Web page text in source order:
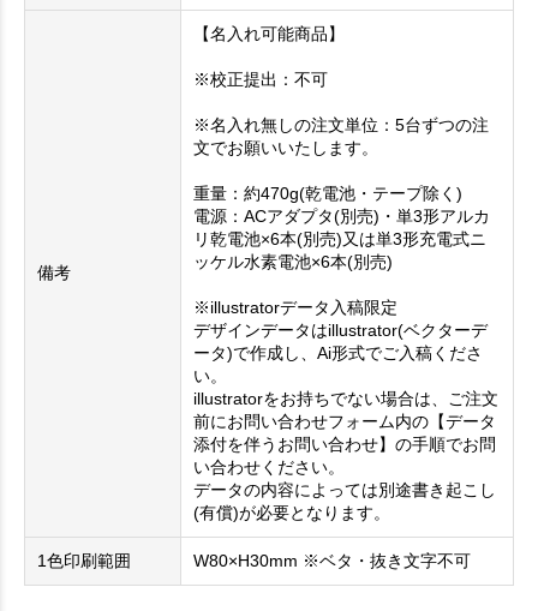
備考
【名入れ可能商品】
※校正提出：不可
※名入れ無しの注文単位：5台ずつの注
文でお願いいたします。
重量：約470g(乾電池・テープ除く)
電源：ACアダプタ(別売)・単3形アルカ
リ乾電池×6本(別売)又は単3形充電式ニ
ッケル水素電池×6本(別売)
※illustratorデータ入稿限定
デザインデータはillustrator(ベクターデ
ータ)で作成し、Ai形式でご入稿くださ
い。
illustratorをお持ちでない場合は、ご注文
前にお問い合わせフォーム内の【データ
添付を伴うお問い合わせ】の手順でお問
い合わせください。
データの内容によっては別途書き起こし
(有償)が必要となります。
1色印刷範囲 W80×H30mm ※ベタ・抜き文字不可